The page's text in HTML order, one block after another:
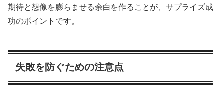
期待と想像を膨らませる余白を作ることが、サプライズ成
功のポイントです。
失敗を防ぐための注意点